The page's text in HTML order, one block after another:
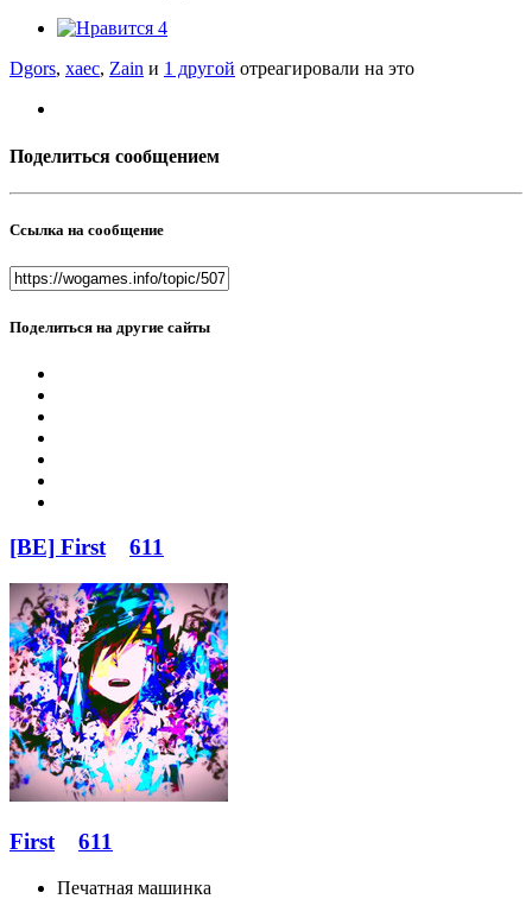
4
Dgors, xaec, Zain и 1 другой отреагировали на это
Поделиться сообщением
Ссылка на сообщение
Поделиться на другие сайты
[BE] First 611
First 611
Печатная машинка